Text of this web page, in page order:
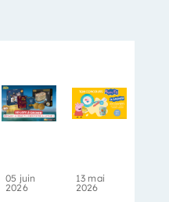
05 juin
2026
13 mai
2026